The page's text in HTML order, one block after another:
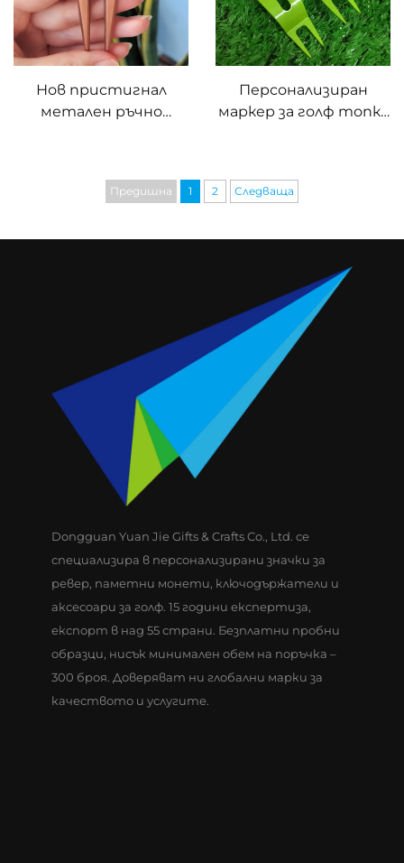
гравиране на име
Нов пристигнал
метален ръчно
персонализиран
бронзов меден
дернина на голф
Персонализиран
маркер за голф топка
дивот в голф
Предишна 1 2 Следваща
Dongguan Yuan Jie Gifts & Crafts Co., Ltd. се
специализира в персонализирани значки за
ревер, паметни монети, ключодържатели и
аксесоари за голф. 15 години експертиза,
експорт в над 55 страни. Безплатни пробни
образци, нисък минимален обем на поръчка –
300 броя. Доверяват ни глобални марки за
качеството и услугите.